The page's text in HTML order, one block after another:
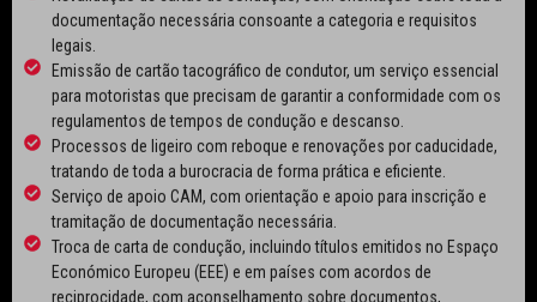
documentação necessária consoante a categoria e requisitos
legais.
Emissão de cartão tacográfico de condutor, um serviço essencial
para motoristas que precisam de garantir a conformidade com os
regulamentos de tempos de condução e descanso.
Processos de ligeiro com reboque e renovações por caducidade,
tratando de toda a burocracia de forma prática e eficiente.
Serviço de apoio CAM, com orientação e apoio para inscrição e
tramitação de documentação necessária.
Troca de carta de condução, incluindo títulos emitidos no Espaço
Económico Europeu (EEE) e em países com acordos de
reciprocidade, com aconselhamento sobre documentos,